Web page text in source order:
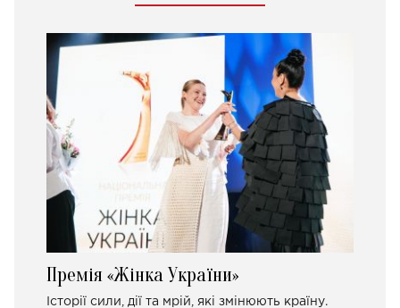
Премія «Жінка України»
Історії сили, дії та мрій, які змінюють країну.